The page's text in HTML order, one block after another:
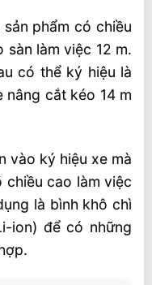
phẩm có chiều
sàn làm việc 12 m.
có thể ký hiệu là
nâng cắt kéo 14 m
vào ký hiệu xe mà
chiều cao làm việc
là bình khô chì
ion) để có những